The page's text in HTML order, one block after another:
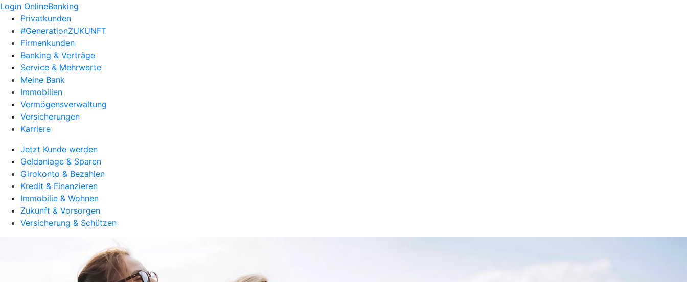
Login OnlineBanking
Privatkunden
#GenerationZUKUNFT
Firmenkunden
Banking & Verträge
Service & Mehrwerte
Meine Bank
Immobilien
Vermögensverwaltung
Versicherungen
Karriere
Jetzt Kunde werden
Geldanlage & Sparen
Girokonto & Bezahlen
Kredit & Finanzieren
Immobilie & Wohnen
Zukunft & Vorsorgen
Versicherung & Schützen